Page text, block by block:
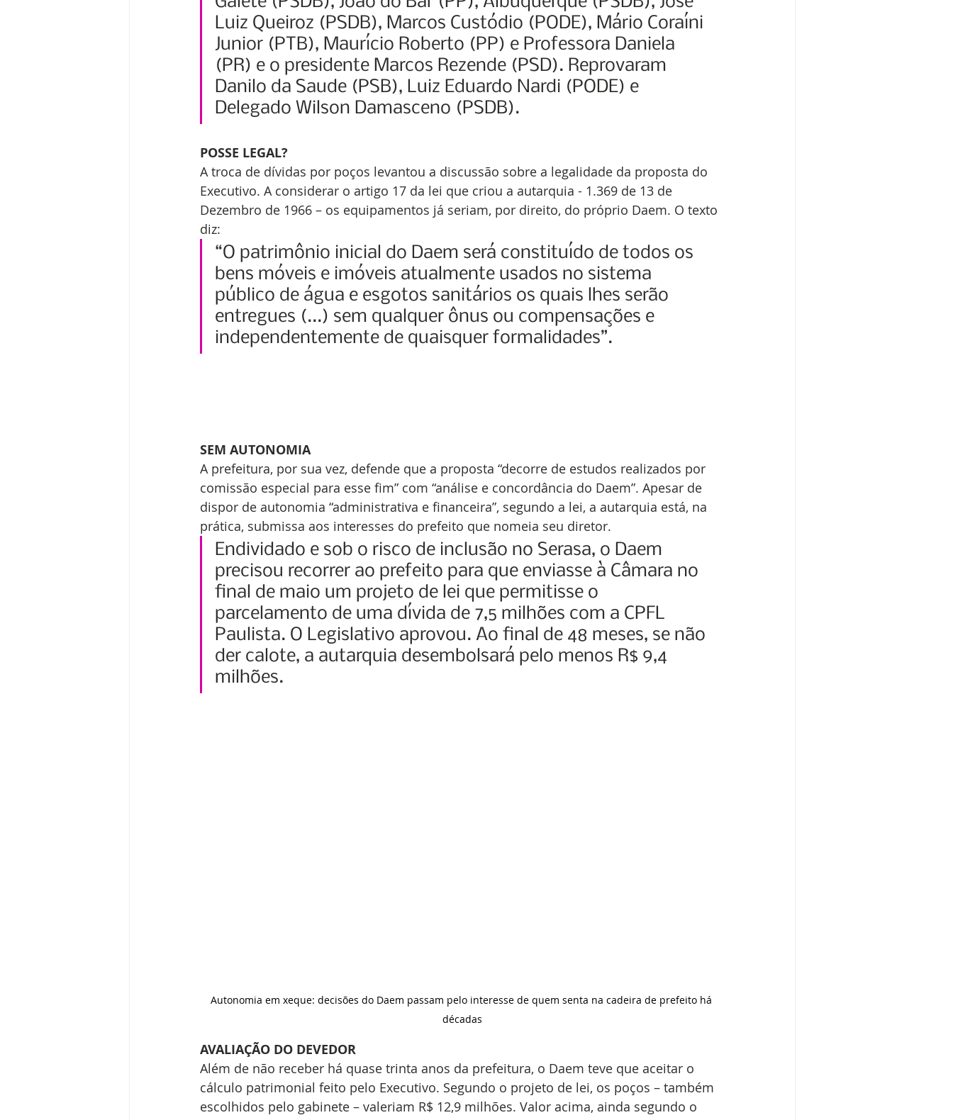
Luiz Queiroz (PSDB), Marcos Custódio (PODE), Mário Coraíni
Junior (PTB), Maurício Roberto (PP) e Professora Daniela
(PR) e o presidente Marcos Rezende (PSD). Reprovaram
Danilo da Saude (PSB), Luiz Eduardo Nardi (PODE) e
Delegado Wilson Damasceno (PSDB).
POSSE LEGAL?
A troca de dívidas por poços levantou a discussão sobre a legalidade da proposta do
Executivo. A considerar o artigo 17 da lei que criou a autarquia - 1.369 de 13 de
Dezembro de 1966 – os equipamentos já seriam, por direito, do próprio Daem. O texto
diz:
“O patrimônio inicial do Daem será constituído de todos os
bens móveis e imóveis atualmente usados no sistema
público de água e esgotos sanitários os quais lhes serão
entregues (...) sem qualquer ônus ou compensações e
independentemente de quaisquer formalidades”.
SEM AUTONOMIA
A prefeitura, por sua vez, defende que a proposta “decorre de estudos realizados por
comissão especial para esse fim” com “análise e concordância do Daem”. Apesar de
dispor de autonomia “administrativa e financeira”, segundo a lei, a autarquia está, na
prática, submissa aos interesses do prefeito que nomeia seu diretor.
Endividado e sob o risco de inclusão no Serasa, o Daem
precisou recorrer ao prefeito para que enviasse à Câmara no
final de maio um projeto de lei que permitisse o
parcelamento de uma dívida de 7,5 milhões com a CPFL
Paulista. O Legislativo aprovou. Ao final de 48 meses, se não
der calote, a autarquia desembolsará pelo menos R$ 9,4
milhões.
Autonomia em xeque: decisões do Daem passam pelo interesse de quem senta na cadeira de prefeito há
décadas
AVALIAÇÃO DO DEVEDOR
Além de não receber há quase trinta anos da prefeitura, o Daem teve que aceitar o
cálculo patrimonial feito pelo Executivo. Segundo o projeto de lei, os poços – também
escolhidos pelo gabinete – valeriam R$ 12,9 milhões. Valor acima, ainda segundo o